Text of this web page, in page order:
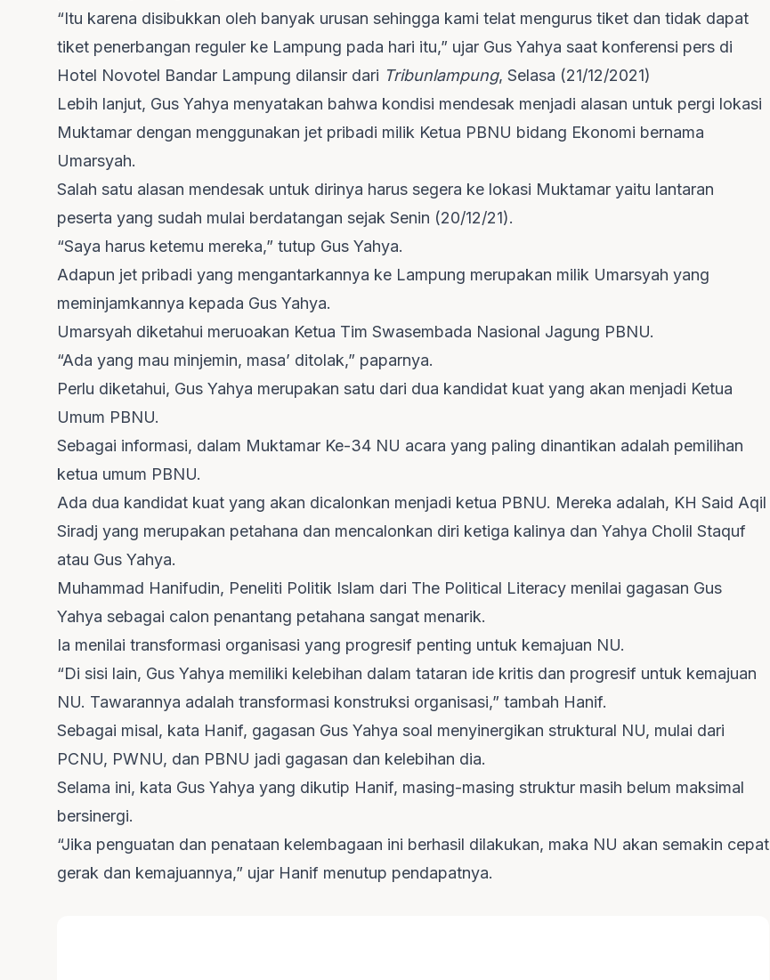
“Itu karena disibukkan oleh banyak urusan sehingga kami telat mengurus tiket dan tidak dapat
tiket penerbangan reguler ke Lampung pada hari itu,” ujar Gus Yahya saat konferensi pers di
Hotel Novotel Bandar Lampung dilansir dari Tribunlampung, Selasa (21/12/2021)
Lebih lanjut, Gus Yahya menyatakan bahwa kondisi mendesak menjadi alasan untuk pergi lokasi
Muktamar dengan menggunakan jet pribadi milik Ketua PBNU bidang Ekonomi bernama
Umarsyah.
Salah satu alasan mendesak untuk dirinya harus segera ke lokasi Muktamar yaitu lantaran
peserta yang sudah mulai berdatangan sejak Senin (20/12/21).
“Saya harus ketemu mereka,” tutup Gus Yahya.
Adapun jet pribadi yang mengantarkannya ke Lampung merupakan milik Umarsyah yang
meminjamkannya kepada Gus Yahya.
Umarsyah diketahui meruoakan Ketua Tim Swasembada Nasional Jagung PBNU.
“Ada yang mau minjemin, masa’ ditolak,” paparnya.
Perlu diketahui, Gus Yahya merupakan satu dari dua kandidat kuat yang akan menjadi Ketua
Umum PBNU.
Sebagai informasi, dalam Muktamar Ke-34 NU acara yang paling dinantikan adalah pemilihan
ketua umum PBNU.
Ada dua kandidat kuat yang akan dicalonkan menjadi ketua PBNU. Mereka adalah, KH Said Aqil
Siradj yang merupakan petahana dan mencalonkan diri ketiga kalinya dan Yahya Cholil Staquf
atau Gus Yahya.
Muhammad Hanifudin, Peneliti Politik Islam dari The Political Literacy menilai gagasan Gus
Yahya sebagai calon penantang petahana sangat menarik.
Ia menilai transformasi organisasi yang progresif penting untuk kemajuan NU.
“Di sisi lain, Gus Yahya memiliki kelebihan dalam tataran ide kritis dan progresif untuk kemajuan
NU. Tawarannya adalah transformasi konstruksi organisasi,” tambah Hanif.
Sebagai misal, kata Hanif, gagasan Gus Yahya soal menyinergikan struktural NU, mulai dari
PCNU, PWNU, dan PBNU jadi gagasan dan kelebihan dia.
Selama ini, kata Gus Yahya yang dikutip Hanif, masing-masing struktur masih belum maksimal
bersinergi.
“Jika penguatan dan penataan kelembagaan ini berhasil dilakukan, maka NU akan semakin cepat
gerak dan kemajuannya,” ujar Hanif menutup pendapatnya.